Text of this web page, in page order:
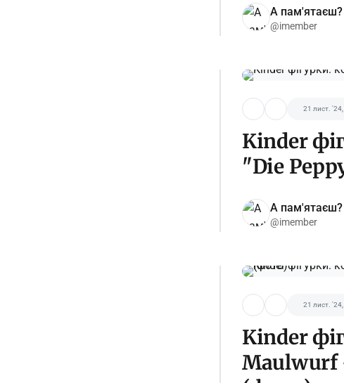
А пам'ятаєш?
@imember
21 лист.
Kinder
"Die
А пам'ятаєш?
@imember
21 лист. '24,
Kinder
Maulwurf